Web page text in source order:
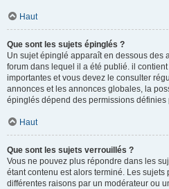
Haut
Que sont les sujets épinglés ?
Un sujet épinglé apparaît en dessous des
forum dans lequel il a été publié. il
importantes et vous devez le consulter
annonces et les annonces globales, la
épinglés dépend des permissions définies
Haut
Que sont les sujets verrouillés ?
Vous ne pouvez plus répondre dans les
étant contenu est alors terminé. Les
différentes raisons par un modérateur ou